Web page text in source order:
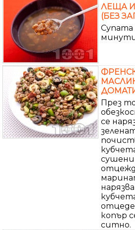
ЛЕЩА
(БЕЗ
Супата
През
се
копър
ситно.